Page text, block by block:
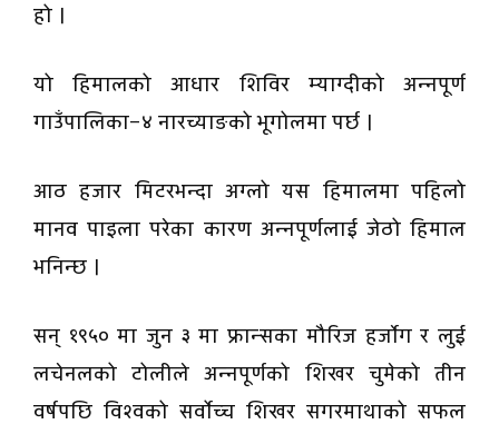
हो ।
यो हिमालको आधार शिविर म्याग्दीको अन्नपूर्ण
गाउँपालिका–४ नारच्याङको भूगोलमा पर्छ ।
आठ हजार मिटरभन्दा अग्लो यस हिमालमा पहिलो
मानव पाइला परेका कारण अन्नपूर्णलाई जेठो हिमाल
भनिन्छ ।
सन् १९५० मा जुन ३ मा फ्रान्सका मौरिज हर्जाेग र लुई
लचेनलको टोलीले अन्नपूर्णको शिखर चुमेको तीन
वर्षपछि विश्वको सर्वोच्च शिखर सगरमाथाको सफल